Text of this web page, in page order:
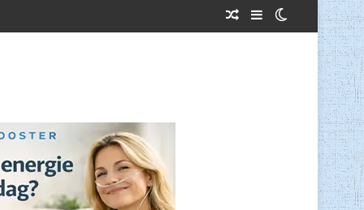
Willekeurig Artikel
SidebarSwitch skin